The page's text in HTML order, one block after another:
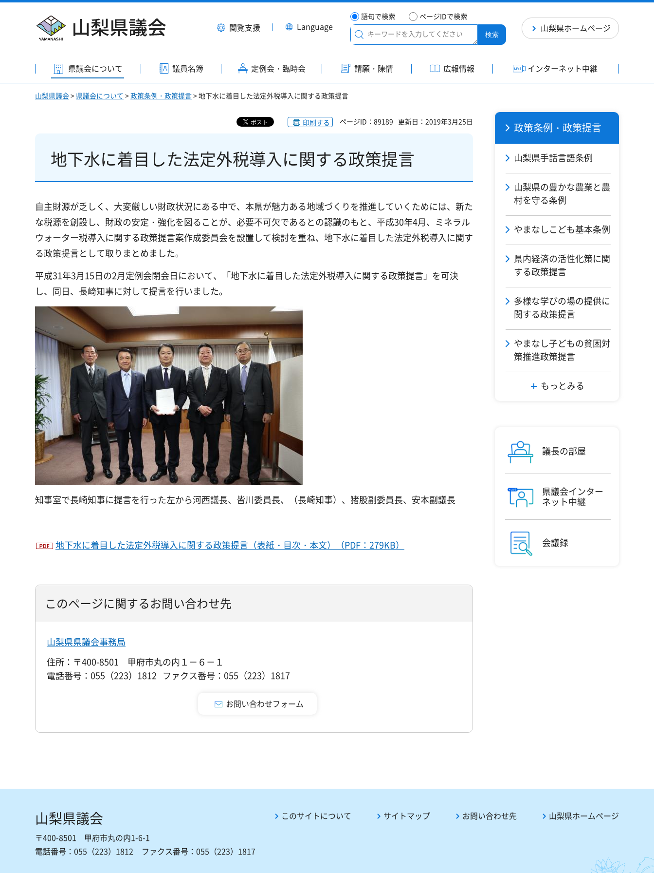
山梨県議会 閲覧支援 Language
語句で検索 ページIDで検索
検索
山梨県ホームページ
県議会について 議員名簿 定例会・臨時会 請願・陳情 広報情報 インターネット中継
山梨県議会> 県議会について >政策条例・政策提言> 地下水に着目した法定外税導入に関する政策提言
印刷する ページID：89189 更新日：2019年3月25日
地下水に着目した法定外税導入に関する政策提言
自主財源が乏しく、大変厳しい財政状況にある中で、本県が魅力ある地域づくりを推進していくためには、新た
な税源を創設し、財政の安定・強化を図ることが、必要不可欠であるとの認識のもと、平成30年4月、ミネラル
ウォーター税導入に関する政策提言案作成委員会を設置して検討を重ね、地下水に着目した法定外税導入に関す
る政策提言として取りまとめました。
平成31年3月15日の2月定例会閉会日において、「地下水に着目した法定外税導入に関する政策提言」を可決
し、同日、長崎知事に対して提言を行いました。
知事室で長崎知事に提言を行った左から河西議長、皆川委員長、（長崎知事）、猪股副委員長、安本副議長
地下水に着目した法定外税導入に関する政策提言（表紙・目次・本文）（PDF：279KB）
このページに関するお問い合わせ先
山梨県県議会事務局
住所：〒400-8501 甲府市丸の内１－６－１
電話番号：055（223）1812 ファクス番号：055（223）1817
政策条例・政策提言
山梨県手話言語条例
山梨県の豊かな農業と農
村を守る条例
やまなしこども基本条例
県内経済の活性化策に関
する政策提言
多様な学びの場の提供に
関する政策提言
やまなし子どもの貧困対
策推進政策提言
もっとみる
議長の部屋
県議会インター
ネット中継
会議録
このサイトについて サイトマップ お問い合わせ先 山梨県ホームページ
山梨県議会
〒400-8501 甲府市丸の内1-6-1
電話番号：055（223）1812
ファクス番号：055（223）1817